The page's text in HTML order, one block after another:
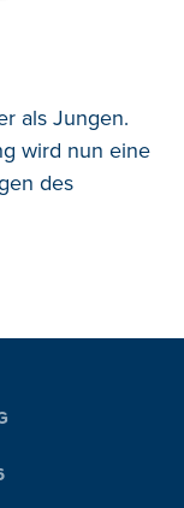
als Jungen.
wird nun eine
des